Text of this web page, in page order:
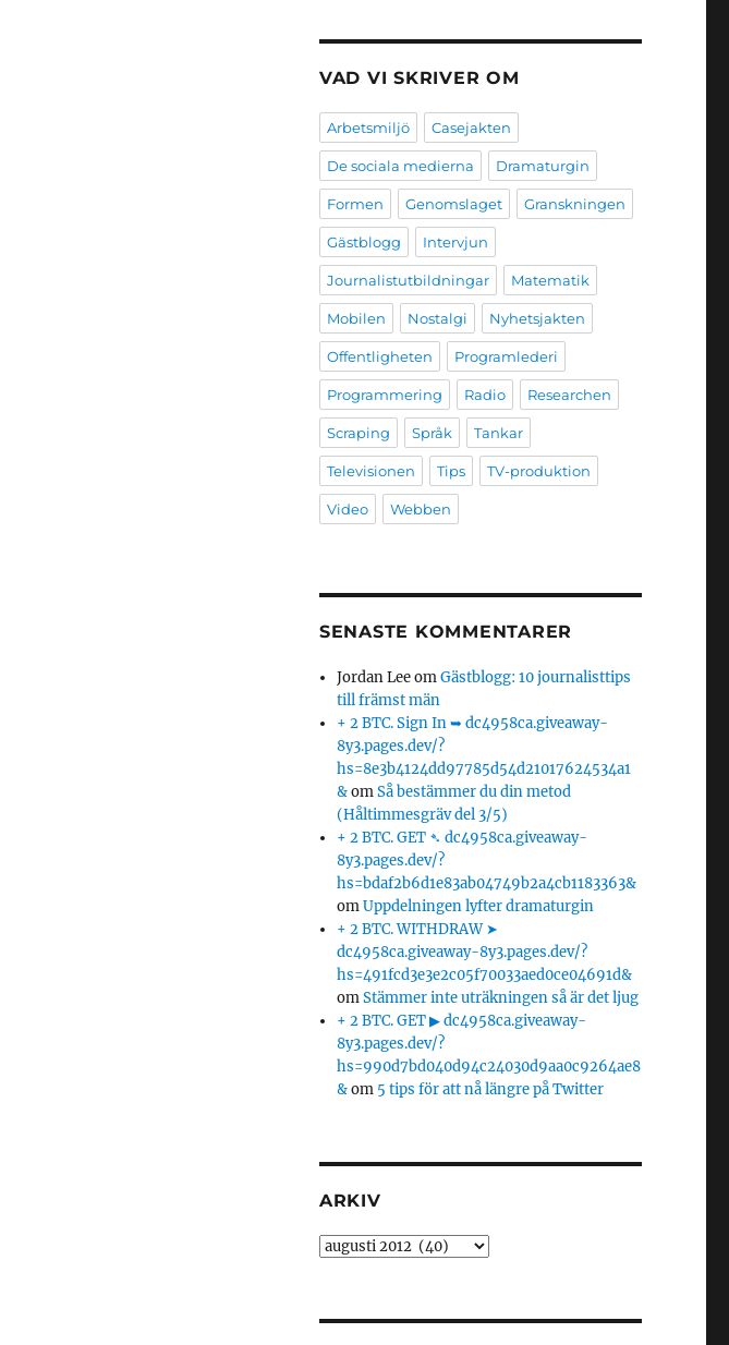
VAD VI SKRIVER OM
Arbetsmiljö Casejakten
De sociala medierna Dramaturgin
Formen Genomslaget Granskningen
Gästblogg Intervjun
Journalistutbildningar Matematik
Mobilen Nostalgi Nyhetsjakten
Offentligheten Programlederi
Programmering Radio Researchen
Scraping Språk Tankar
Televisionen Tips TV-produktion
Video Webben
SENASTE KOMMENTARER
Jordan LeeomGästblogg: 10 journalisttips
till främst män
+ 2 BTC. Sign In ➥ dc4958ca.giveaway-
8y3.pages.dev/?
hs=8e3b4124dd97785d54d21017624534a1
&omSå bestämmer du din metod
(Håltimmesgräv del 3/5)
+ 2 BTC. GET ➴ dc4958ca.giveaway-
8y3.pages.dev/?
hs=bdaf2b6d1e83ab04749b2a4cb1183363&
omUppdelningen lyfter dramaturgin
+ 2 BTC. WITHDRAW ➤
dc4958ca.giveaway-8y3.pages.dev/?
hs=491fcd3e3e2c05f70033aed0ce04691d&
omStämmer inte uträkningen så är det ljug
+ 2 BTC. GET ▶ dc4958ca.giveaway-
8y3.pages.dev/?
hs=990d7bd040d94c24030d9aa0c9264ae8
&om 5 tips för att nå längre på Twitter
ARKIV
Arkiv